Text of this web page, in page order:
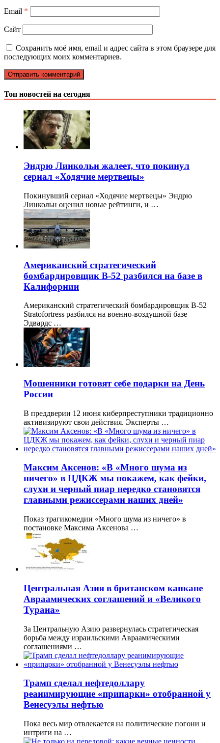
Email *
Сайт
Сохранить моё имя, email и адрес сайта в этом браузере для
последующих моих комментариев.
Топ новостей на сегодня
Эндрю Линкольн жалеет, что покинул
сериал «Ходячие мертвецы»
Покинувший сериал «Ходячие мертвецы» Эндрю
Линкольн оценил новые рейтинги, и …
Американский стратегический
бомбардировщик B-52 разбился на базе в
Калифорнии
Американский стратегический бомбардировщик B-52
Stratofortress разбился на военно-воздушной базе
Эдвардс …
Мошенники готовят себе подарки на День
России
В преддверии 12 июня киберпреступники традиционно
активизируют свои действия. Эксперты …
Максим Аксенов: «В «Много шума из
ничего» в ЦДКЖ мы покажем, как фейки,
слухи и черный пиар нередко становятся
главными режиссерами наших дней»
Показ трагикомедии «Много шума из ничего» в
постановке Максима Аксенова …
Центральная Азия в британском капкане
Авраамических соглашений и «Великого
Турана»
За Центральную Азию развернулась стратегическая
борьба между израильскими Авраамическими
соглашениями …
Трамп сделал нефтедоллару
реанимирующие «припарки» отобранной у
Венесуэлы нефтью
Пока весь мир отвлекается на политические погони и
интриги на …